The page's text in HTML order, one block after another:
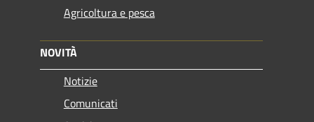
Agricoltura e pesca
NOVITÀ
Notizie
Comunicati